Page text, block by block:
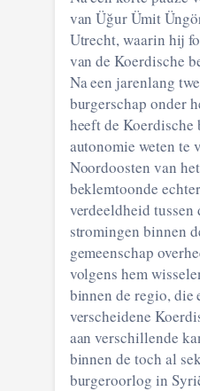
van Üğur Ümit
Utrecht, waarin hij
van de Koerdische
Na een jarenlang
burgerschap onder
heeft de
autonomie weten te
Noordoosten van
beklemtoonde
verdeeldheid tussen
stromingen binnen
gemeenschap
volgens hem
binnen de regio, die
verscheidene
aan verschillende
binnen de toch al
burgeroorlog in